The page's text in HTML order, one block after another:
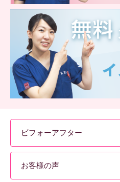
ビフォーアフター
お客様の声